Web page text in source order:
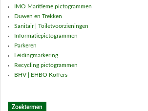
IMO Maritieme pictogrammen
Duwen en Trekken
Sanitair | Toiletvoorzieningen
Informatiepictogrammen
Parkeren
Leidingmarkering
Recycling pictogrammen
BHV | EHBO Koffers
Zoektermen